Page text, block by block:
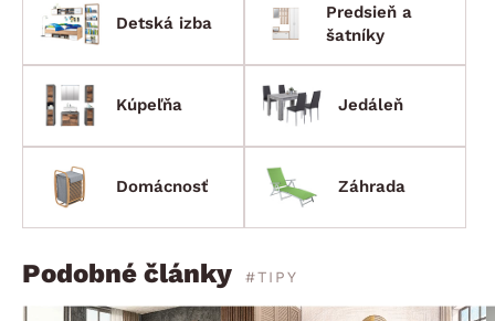
Detská izba
Predsieň a
šatníky
Kúpeľňa Jedáleň
Domácnosť Záhrada
Podobné články #TIPY